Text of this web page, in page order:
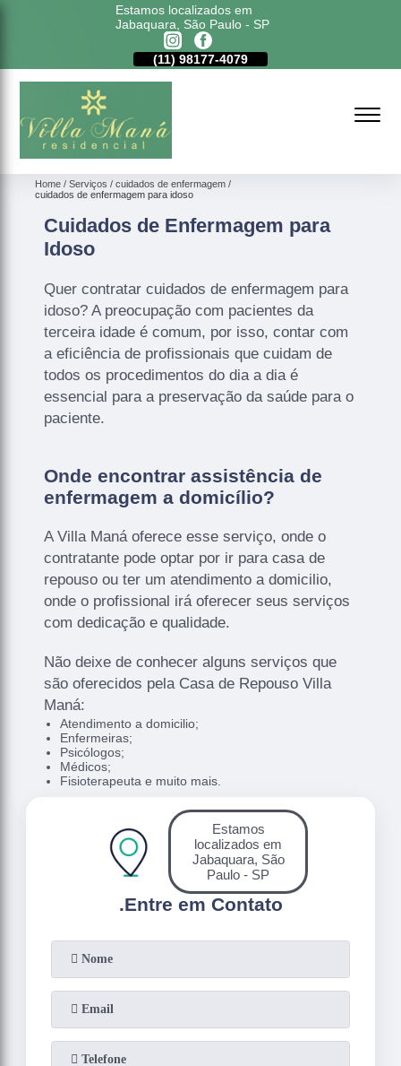
Estamos localizados em
Jabaquara, São Paulo - SP
(11) 98177-4079
Home Serviços
cuidados de enfermagem
cuidados de enfermagem para idoso
Cuidados de Enfermagem para
Idoso
Quer contratar cuidados de enfermagem para
idoso? A preocupação com pacientes da
terceira idade é comum, por isso, contar com
a eficiência de profissionais que cuidam de
todos os procedimentos do dia a dia é
essencial para a preservação da saúde para o
paciente.
Onde encontrar assistência de
enfermagem a domicílio?
A Villa Maná oferece esse serviço, onde o
contratante pode optar por ir para casa de
repouso ou ter um atendimento a domicilio,
onde o profissional irá oferecer seus serviços
com dedicação e qualidade.
Não deixe de conhecer alguns serviços que
são oferecidos pela Casa de Repouso Villa
Maná:
Atendimento a domicilio;
Enfermeiras;
Psicólogos;
Médicos;
Fisioterapeuta e muito mais.
.Entre em Contato
Estamos
localizados em
Jabaquara, São
Paulo - SP